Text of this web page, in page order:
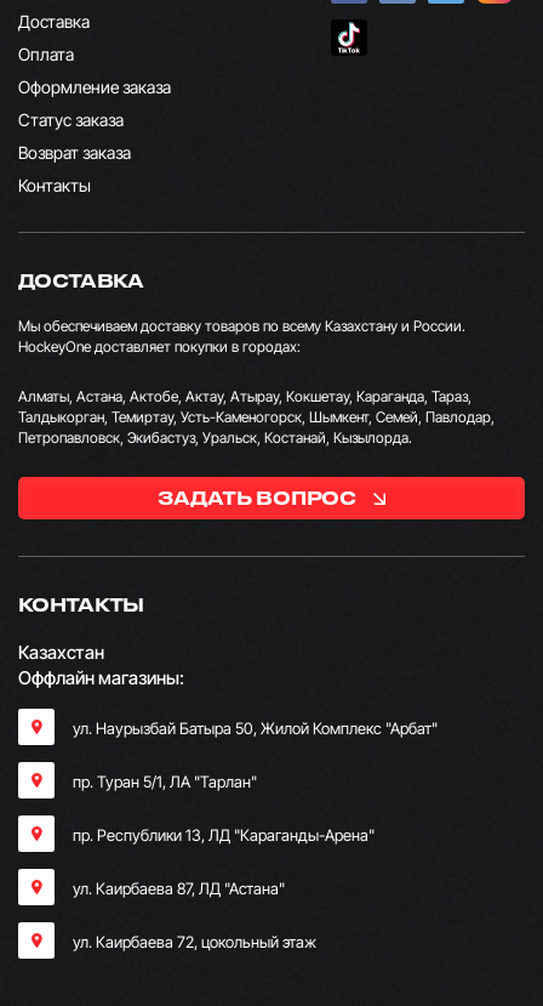
Доставка
Оплата
Оформление заказа
Статус заказа
Возврат заказа
Контакты
КОНТАКТЫ
Казахстан
Оффлайн магазины:
ул. Наурызбай Батыра 50, Жилой Комплекс "Арбат"
пр. Туран 5/1, ЛА "Тарлан"
пр. Республики 13, ​ЛД "Караганды-Арена"
ул. Каирбаева 87, ЛД "Астана"
ул. Каирбаева 72, цокольный этаж
ДОСТАВКА
Мы обеспечиваем доставку товаров по всему Казахстану и России.
HockeyOne доставляет покупки в городах:
Алматы, Астана, Актобе, Актау, Атырау, Кокшетау, Караганда, Тараз,
Талдыкорган, Темиртау, Усть-Каменогорск, Шымкент, Семей, Павлодар,
Петропавловск, Экибастуз, Уральск, Костанай, Кызылорда.
ЗАДАТЬ ВОПРОС